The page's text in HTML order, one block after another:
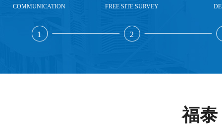
COMMUNICATION
1
FREE SITE SURVEY
2
福泰